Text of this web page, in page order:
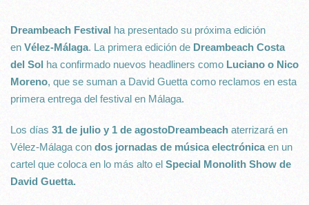
Dreambeach Festival ha presentado su próxima edición
en Vélez-Málaga. La primera edición de Dreambeach Costa
del Sol ha confirmado nuevos headliners como Luciano o Nico
Moreno, que se suman a David Guetta como reclamos en esta
primera entrega del festival en Málaga.
Los días 31 de julio y 1 de agostoDreambeach aterrizará en
Vélez-Málaga con dos jornadas de música electrónicaen un
cartel que coloca en lo más alto el Special Monolith Show de
David Guetta.